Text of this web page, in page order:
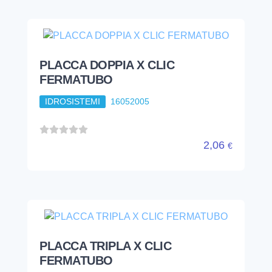
PLACCA DOPPIA X CLIC
FERMATUBO
IDROSISTEMI 16052005
2,06 €
PLACCA TRIPLA X CLIC
FERMATUBO